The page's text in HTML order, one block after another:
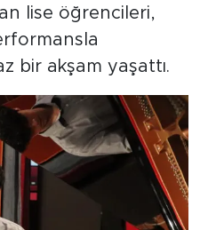
lise öğrencileri,
bir akşam yaşattı.